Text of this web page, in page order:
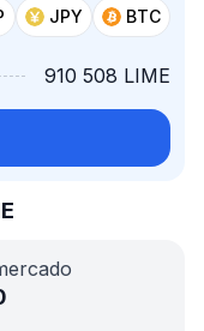
JPY BTC
910 508 LIME